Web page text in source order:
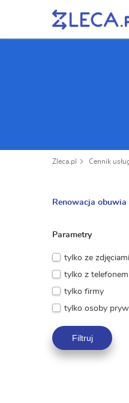
Zleca.pl Cennik
Renowacja obuwia
Parametry
tylko ze zdjęciami
tylko z telefonem
tylko firmy
tylko osoby
Filtruj